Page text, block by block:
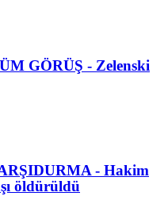
GÖRÜŞ - Zelenski
- Hakim
öldürüldü